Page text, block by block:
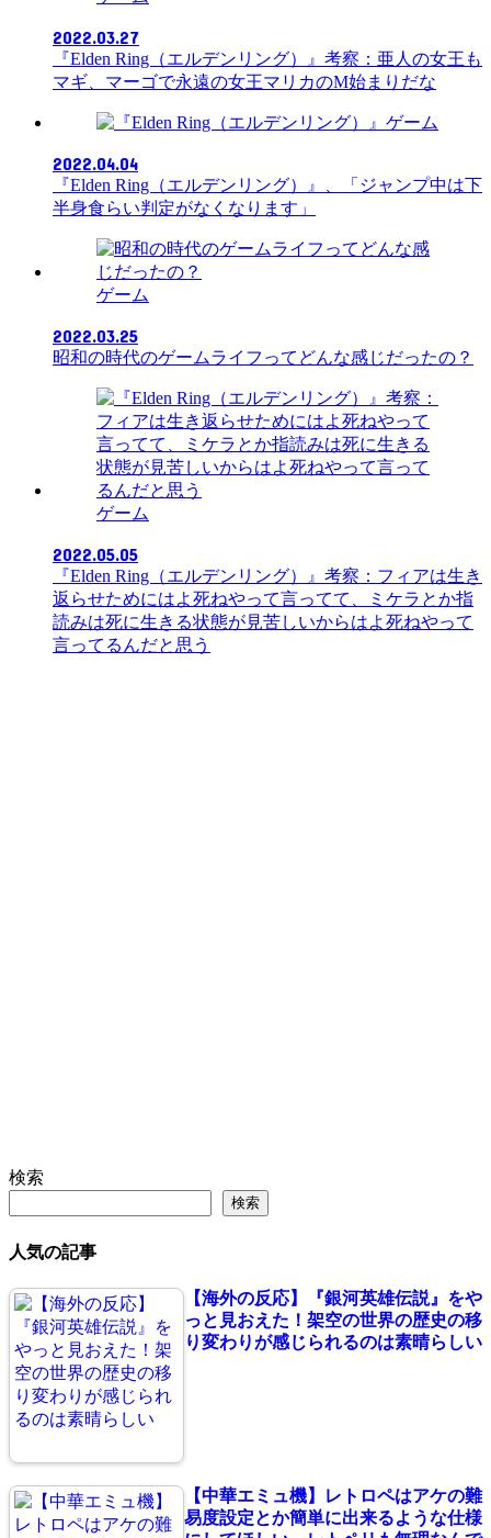
2022.03.27
『Elden Ring（エルデンリング）』考察：亜人の女王も
マギ、マーゴで永遠の女王マリカのM始まりだな
ゲーム
2022.04.04
『Elden Ring（エルデンリング）』、「ジャンプ中は下
半身食らい判定がなくなります」
ゲーム
2022.03.25
昭和の時代のゲームライフってどんな感じだったの？
ゲーム
2022.05.05
『Elden Ring（エルデンリング）』考察：フィアは生き
返らせためにはよ死ねやって言ってて、ミケラとか指
読みは死に生きる状態が見苦しいからはよ死ねやって
言ってるんだと思う
検索
検索
人気の記事
【海外の反応】『銀河英雄伝説』をや
っと見おえた！架空の世界の歴史の移
り変わりが感じられるのは素晴らしい
【中華エミュ機】レトロペはアケの難
易度設定とか簡単に出来るような仕様